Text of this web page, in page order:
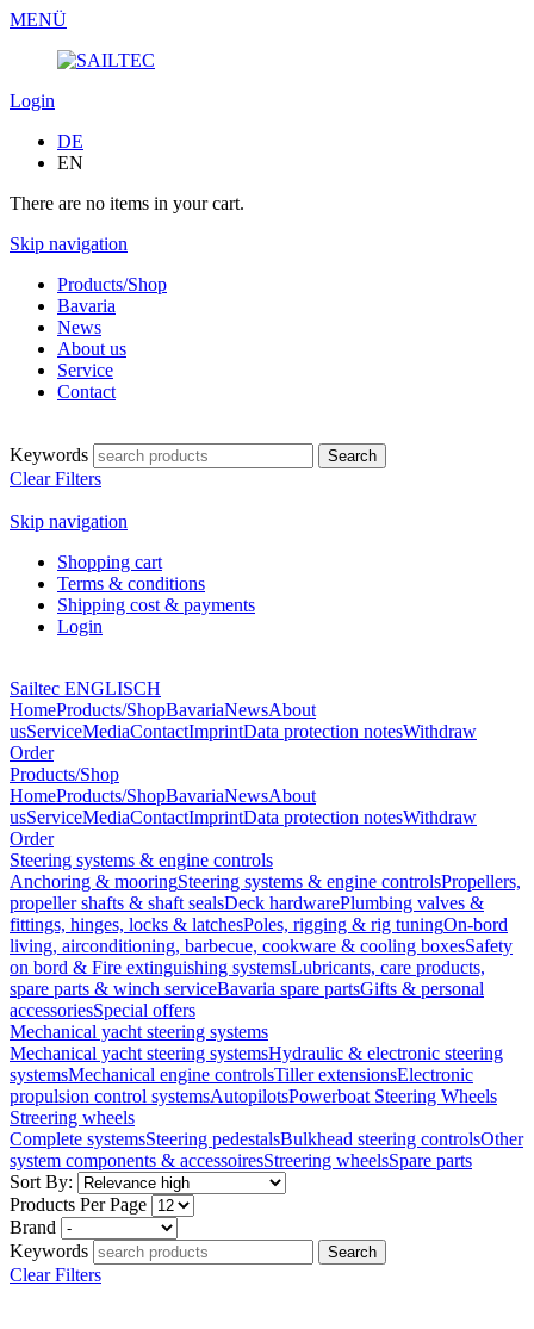
MENÜ
Login
DE
EN
There are no items in your cart.
Skip navigation
Products/Shop
Bavaria
News
About us
Service
Contact
Keywords
Clear Filters
Skip navigation
Shopping cart
Terms & conditions
Shipping cost & payments
Login
Sailtec ENGLISCH
HomeProducts/ShopBavariaNewsAbout
usServiceMediaContactImprintData protection notesWithdraw
Order
Products/Shop
HomeProducts/ShopBavariaNewsAbout
usServiceMediaContactImprintData protection notesWithdraw
Order
Steering systems & engine controls
Anchoring & mooringSteering systems & engine controlsPropellers,
propeller shafts & shaft sealsDeck hardwarePlumbing valves &
fittings, hinges, locks & latchesPoles, rigging & rig tuningOn-bord
living, airconditioning, barbecue, cookware & cooling boxesSafety
on bord & Fire extinguishing systemsLubricants, care products,
spare parts & winch serviceBavaria spare partsGifts & personal
accessoriesSpecial offers
Mechanical yacht steering systems
Mechanical yacht steering systemsHydraulic & electronic steering
systemsMechanical engine controlsTiller extensionsElectronic
propulsion control systemsAutopilotsPowerboat Steering Wheels
Streering wheels
Complete systemsSteering pedestalsBulkhead steering controlsOther
system components & accessoiresStreering wheelsSpare parts
Sort By:
Products Per Page
Brand
Keywords
Clear Filters